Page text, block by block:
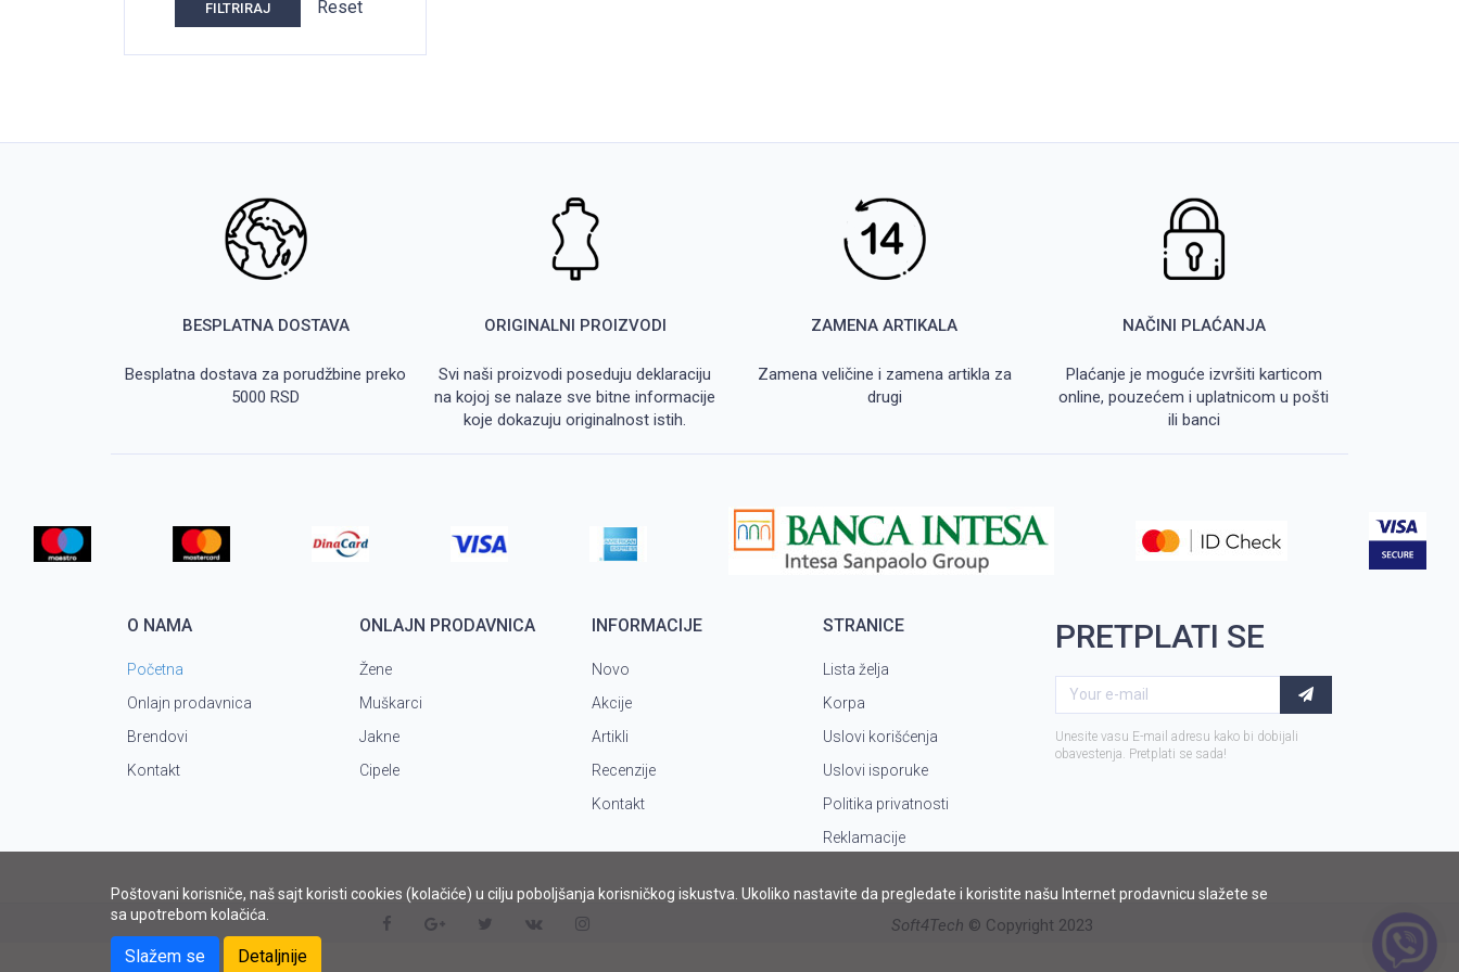
FILTRIRAJ Reset
BESPLATNA DOSTAVA
Besplatna dostava za porudžbine preko
5000 RSD
ORIGINALNI PROIZVODI
Svi naši proizvodi poseduju deklaraciju
na kojoj se nalaze sve bitne informacije
koje dokazuju originalnost istih.
ZAMENA ARTIKALA
Zamena veličine i zamena artikla za
drugi
NAČINI PLAĆANJA
Plaćanje je moguće izvršiti karticom
online, pouzećem i uplatnicom u pošti
ili banci
O NAMA
Početna
Onlajn prodavnica
Brendovi
Kontakt
ONLAJN PRODAVNICA
Žene
Muškarci
Jakne
Cipele
INFORMACIJE
Novo
Akcije
Artikli
Recenzije
Kontakt
STRANICE
Lista želja
Korpa
Uslovi korišćenja
Uslovi isporuke
Politika privatnosti
Reklamacije
PRETPLATI SE
Unesite vasu E-mail adresu kako bi dobijali
obavestenja. Pretplati se sada!
Soft4Tech © Copyright 2023
Poštovani korisniče, naš sajt koristi cookies (kolačiće) u cilju poboljšanja korisničkog iskustva. Ukoliko nastavite da pregledate i koristite našu Internet prodavnicu slažete se
sa upotrebom kolačića.
Slažem se Detaljnije